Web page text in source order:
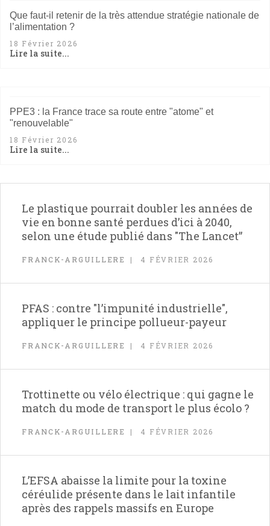
Que faut-il retenir de la très attendue stratégie nationale de
l’alimentation ?
18 Février 2026
Lire la suite...
PPE3 : la France trace sa route entre "atome" et
"renouvelable"
18 Février 2026
Lire la suite...
Le plastique pourrait doubler les années de
vie en bonne santé perdues d’ici à 2040,
selon une étude publié dans "The Lancet”
FRANCK-ARGUILLERE 4 FÉVRIER 2026
PFAS : contre "l’impunité industrielle",
appliquer le principe pollueur-payeur
FRANCK-ARGUILLERE 4 FÉVRIER 2026
Trottinette ou vélo électrique : qui gagne le
match du mode de transport le plus écolo ?
FRANCK-ARGUILLERE 4 FÉVRIER 2026
L’EFSA abaisse la limite pour la toxine
céréulide présente dans le lait infantile
après des rappels massifs en Europe